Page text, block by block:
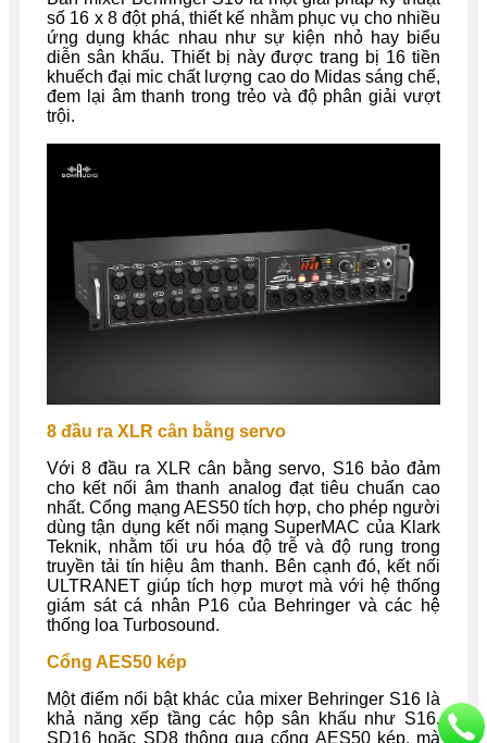
số 16 x 8 đột phá, thiết kế nhằm phục vụ cho nhiều
ứng dụng khác nhau như sự kiện nhỏ hay biểu
diễn sân khấu. Thiết bị này được trang bị 16 tiền
khuếch đại mic chất lượng cao do Midas sáng chế,
đem lại âm thanh trong trẻo và độ phân giải vượt
trội.
8 đầu ra XLR cân bằng servo
Với 8 đầu ra XLR cân bằng servo, S16 bảo đảm
cho kết nối âm thanh analog đạt tiêu chuẩn cao
nhất. Cổng mạng AES50 tích hợp, cho phép người
dùng tận dụng kết nối mạng SuperMAC của Klark
Teknik, nhằm tối ưu hóa độ trễ và độ rung trong
truyền tải tín hiệu âm thanh. Bên cạnh đó, kết nối
ULTRANET giúp tích hợp mượt mà với hệ thống
giám sát cá nhân P16 của Behringer và các hệ
thống loa Turbosound.
Cổng AES50 kép
Một điểm nổi bật khác của mixer Behringer S16 là
khả năng xếp tầng các hộp sân khấu như S16,
SD16 hoặc SD8 thông qua cổng AES50 kép, mà